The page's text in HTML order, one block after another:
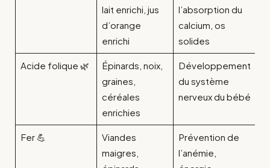
lait enrichi, jus
d’orange
enrichi
l’absorption du
calcium, os
solides
Acide folique 🌿
Épinards, noix,
graines,
céréales
enrichies
Développement
du système
nerveux du bébé
Fer 💪
Viandes
maigres,
Prévention de
l’anémie,